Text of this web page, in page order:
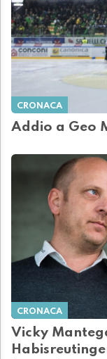
CRONACA
Addio a Geo
CRONACA
Vicky